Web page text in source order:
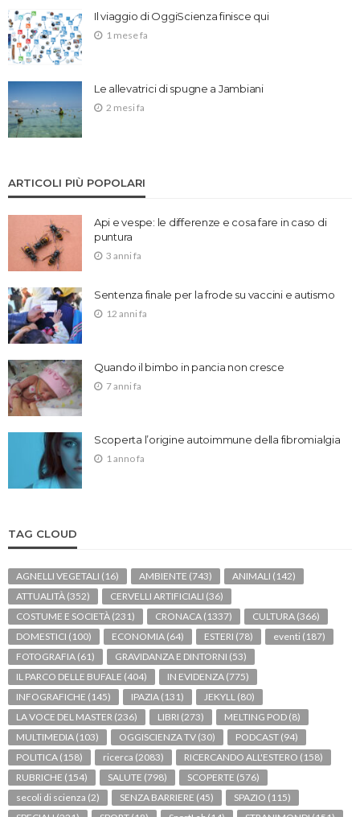
Il viaggio di OggiScienza finisce qui
1 mese fa
Le allevatrici di spugne a Jambiani
2 mesi fa
ARTICOLI PIÙ POPOLARI
Api e vespe: le differenze e cosa fare in caso di
puntura
3 anni fa
Sentenza finale per la frode su vaccini e autismo
12 anni fa
Quando il bimbo in pancia non cresce
7 anni fa
Scoperta l’origine autoimmune della fibromialgia
1 anno fa
TAG CLOUD
AGNELLI VEGETALI (16) AMBIENTE (743) ANIMALI (142)
ATTUALITÀ (352) CERVELLI ARTIFICIALI (36)
COSTUME E SOCIETÀ (231) CRONACA (1337) CULTURA (366)
DOMESTICI (100) ECONOMIA (64) ESTERI (78) eventi (187)
FOTOGRAFIA (61) GRAVIDANZA E DINTORNI (53)
IL PARCO DELLE BUFALE (404) IN EVIDENZA (775)
INFOGRAFICHE (145) IPAZIA (131) JEKYLL (80)
LA VOCE DEL MASTER (236) LIBRI (273) MELTING POD (8)
MULTIMEDIA (103) OGGISCIENZA TV (30) PODCAST (94)
POLITICA (158) ricerca (2083) RICERCANDO ALL'ESTERO (158)
RUBRICHE (154) SALUTE (798) SCOPERTE (576)
secoli di scienza (2) SENZA BARRIERE (45) SPAZIO (115)